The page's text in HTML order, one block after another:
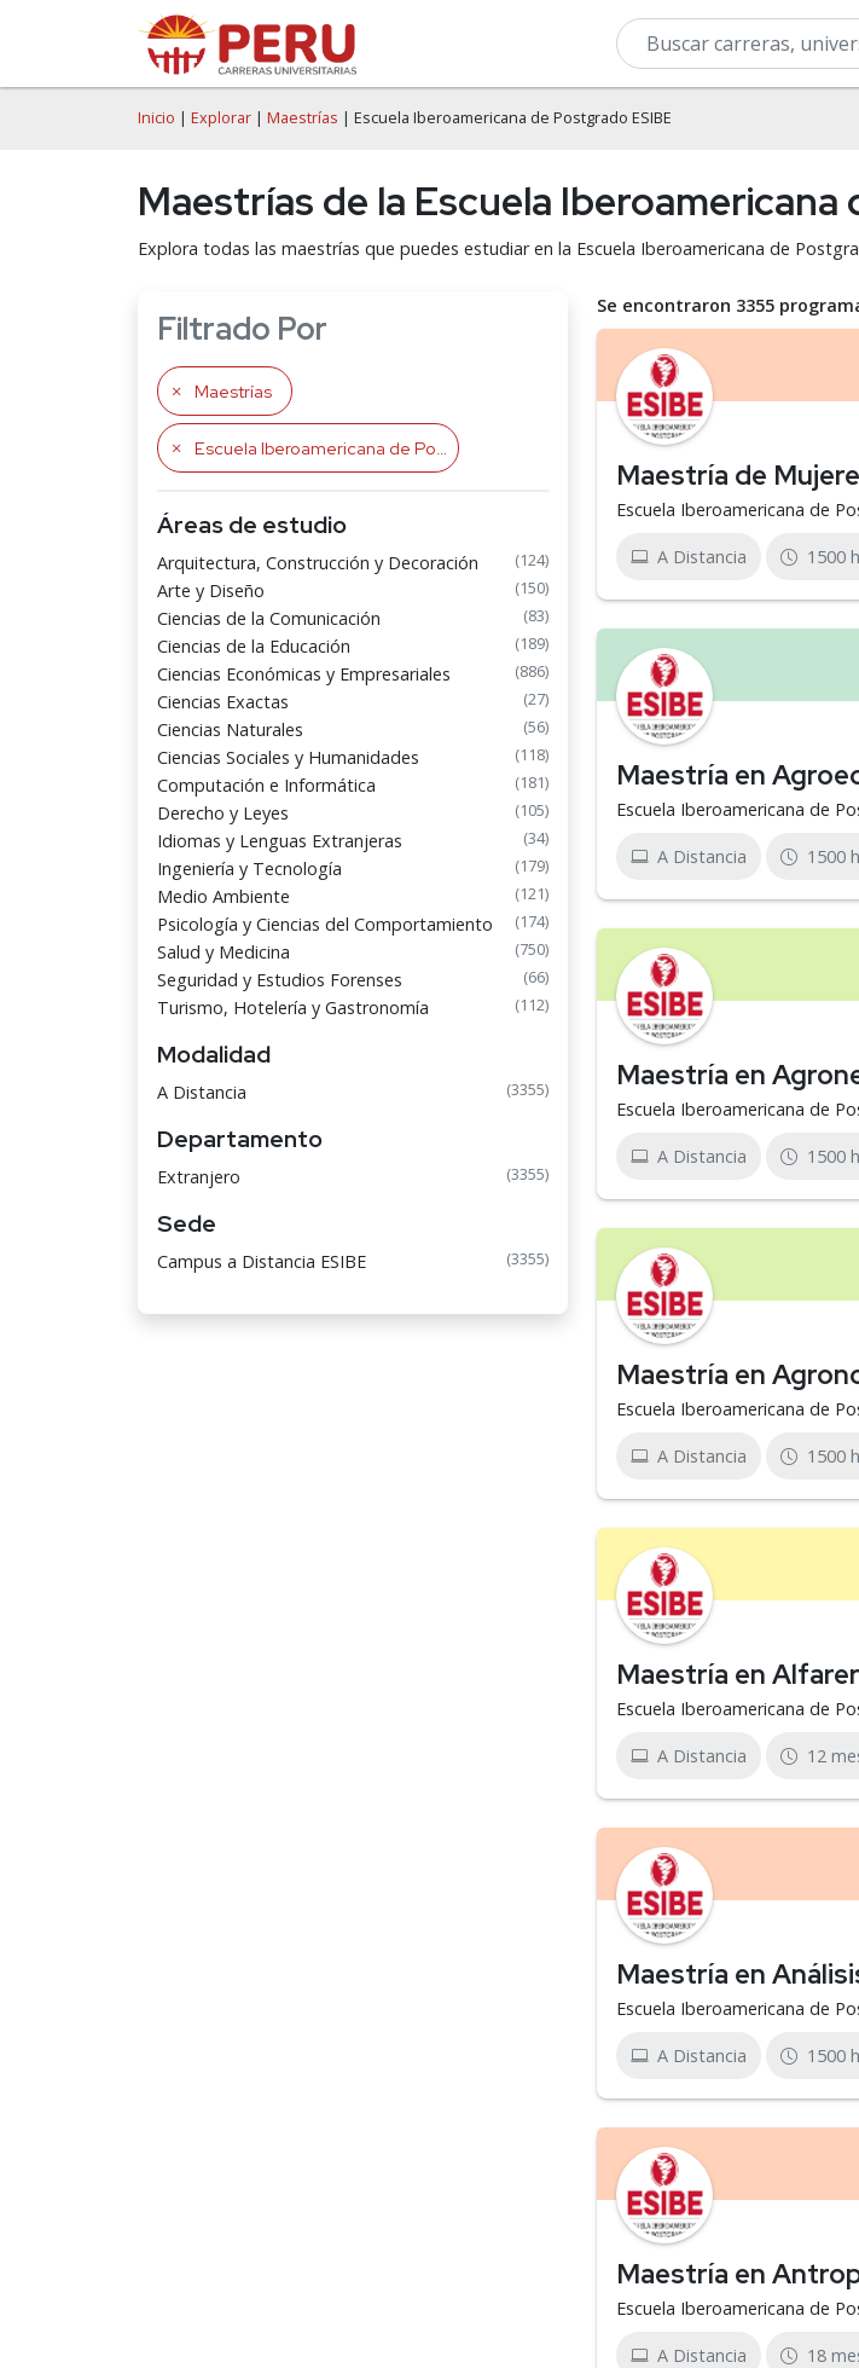
Inicio | Explorar | Maestrías | Escuela Iberoamericana de Postgrado ESIBE
Maestrías de la Escuela Iberoamericana
Explora todas las maestrías que puedes estudiar en la Escuela Iberoamericana de
Filtrado Por
Maestrías
Escuela Iberoamericana de Postgrado ESIBE
Áreas de estudio
Arquitectura, Construcción y Decoración (124)
Arte y Diseño (150)
Ciencias de la Comunicación (83)
Ciencias de la Educación (189)
Ciencias Económicas y Empresariales (886)
Ciencias Exactas (27)
Ciencias Naturales (56)
Ciencias Sociales y Humanidades (118)
Computación e Informática (181)
Derecho y Leyes (105)
Idiomas y Lenguas Extranjeras (34)
Ingeniería y Tecnología (179)
Medio Ambiente (121)
Psicología y Ciencias del Comportamiento (174)
Salud y Medicina (750)
Seguridad y Estudios Forenses (66)
Turismo, Hotelería y Gastronomía (112)
Modalidad
A Distancia (3355)
Departamento
Extranjero (3355)
Sede
Campus a Distancia ESIBE (3355)
Se encontraron 3355
Maestría de
Escuela Iberoamericana de
A Distancia 1500
Maestría en
Escuela Iberoamericana de
A Distancia 1500
Maestría en
Escuela Iberoamericana de
A Distancia 1500
Maestría en
Escuela Iberoamericana de
A Distancia 1500
Maestría en
Escuela Iberoamericana de
A Distancia 12
Maestría en
Escuela Iberoamericana de
A Distancia 1500
Maestría en
Escuela Iberoamericana de
A Distancia 18